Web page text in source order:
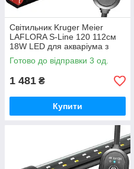
Світильник Kruger Meier
LAFLORA S-Line 120 112см
18W LED для акваріума з
таймером
Готово до відправки 3 од.
1 481 ₴
Купити